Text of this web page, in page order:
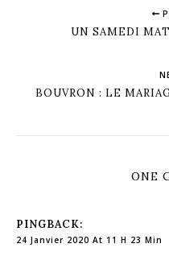
UN SAMEDI
BOUVRON : LE
ONE
PINGBACK:
24 Janvier 2020 At 11 H 23 Min